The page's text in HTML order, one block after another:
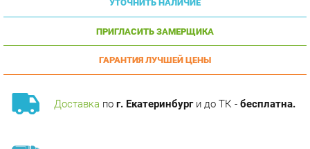
ПРИГЛАСИТЬ ЗАМЕРЩИКА
ГАРАНТИЯ ЛУЧШЕЙ ЦЕНЫ
Доставкапог. Екатеринбурги до ТК -бесплатна.